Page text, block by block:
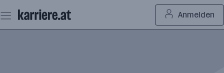
Seiteninhalt
springen
Anmelden